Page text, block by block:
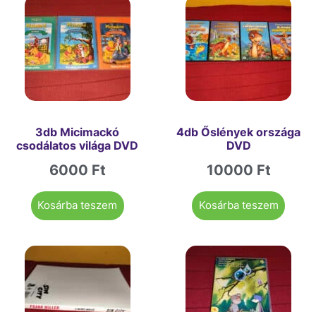
3db Micimackó
csodálatos világa DVD
6000 Ft
Kosárba teszem
4db Őslények országa
DVD
10000 Ft
Kosárba teszem